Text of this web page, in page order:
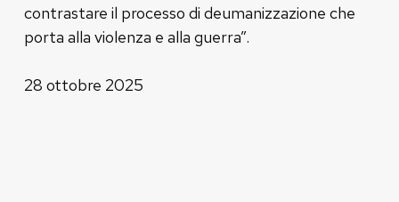
contrastare il processo di deumanizzazione che
porta alla violenza e alla guerra”.
28 ottobre 2025